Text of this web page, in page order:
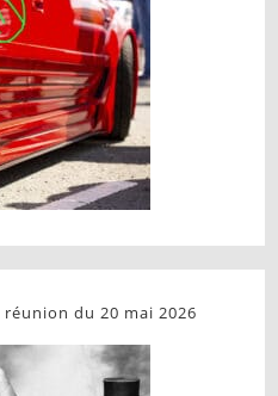
du 20 mai 2026